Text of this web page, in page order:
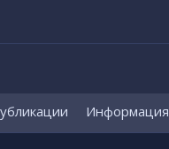
Информация